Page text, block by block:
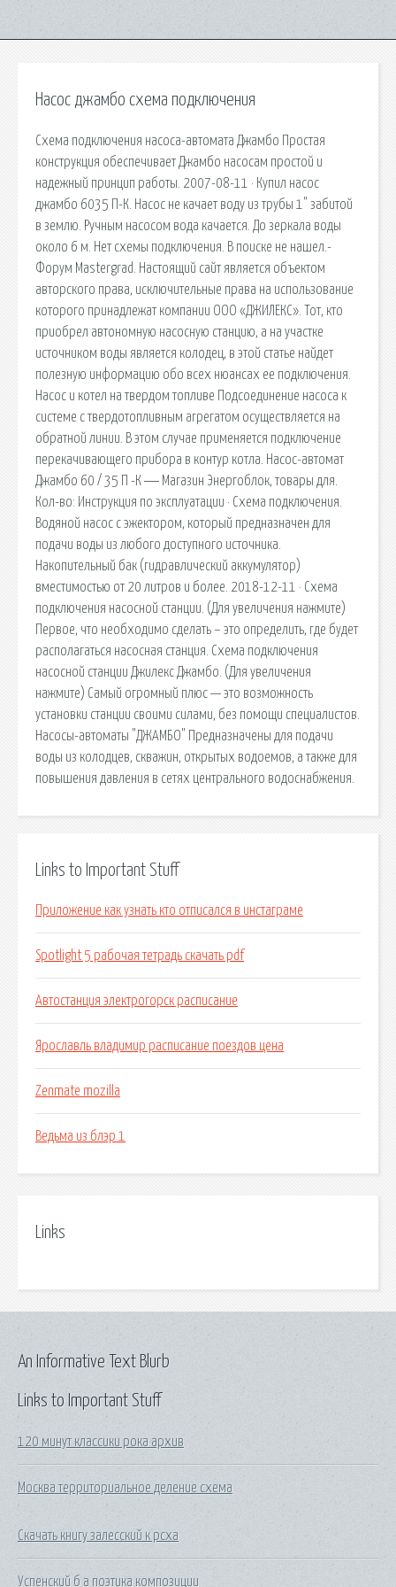
Насос джамбо схема подключения
Схема подключения насоса-автомата Джамбо Простая
конструкция обеспечивает Джамбо насосам простой и
надежный принцип работы. 2007-08-11 · Купил насос
джамбо 6035 П-К. Насос не качает воду из трубы 1" забитой
в землю. Ручным насосом вода качается. До зеркала воды
около 6 м. Нет схемы подключения. В поиске не нашел.-
Форум Mastergrad. Настоящий сайт является объектом
авторского права, исключительные права на использование
которого принадлежат компании ООО «ДЖИЛЕКС». Тот, кто
приобрел автономную насосную станцию, а на участке
источником воды является колодец, в этой статье найдет
полезную информацию обо всех нюансах ее подключения.
Насос и котел на твердом топливе Подсоединение насоса к
системе с твердотопливным агрегатом осуществляется на
обратной линии. В этом случае применяется подключение
перекачивающего прибора в контур котла. Насос-автомат
Джамбо 60 / 35 П -К ― Магазин Энергоблок, товары для.
Кол-во: Инструкция по эксплуатации · Схема подключения.
Водяной насос с эжектором, который предназначен для
подачи воды из любого доступного источника.
Накопительный бак (гидравлический аккумулятор)
вместимостью от 20 литров и более. 2018-12-11 · Схема
подключения насосной станции. (Для увеличения нажмите)
Первое, что необходимо сделать – это определить, где будет
располагаться насосная станция. Схема подключения
насосной станции Джилекс Джамбо. (Для увеличения
нажмите) Самый огромный плюс — это возможность
установки станции своими силами, без помощи специалистов.
Насосы-автоматы "ДЖАМБО" Предназначены для подачи
воды из колодцев, скважин, открытых водоемов, а также для
повышения давления в сетях центрального водоснабжения.
Links to Important Stuff
Приложение как узнать кто отписался в инстаграме
Spotlight 5 рабочая тетрадь скачать pdf
Автостанция электрогорск расписание
Ярославль владимир расписание поездов цена
Zenmate mozilla
Ведьма из блэр 1
Links
Links to Important Stuff
120 минут классики рока архив
Москва территориальное деление схема
Скачать книгу залесский к рсха
Успенский б а поэтика композиции
An Informative Text Blurb